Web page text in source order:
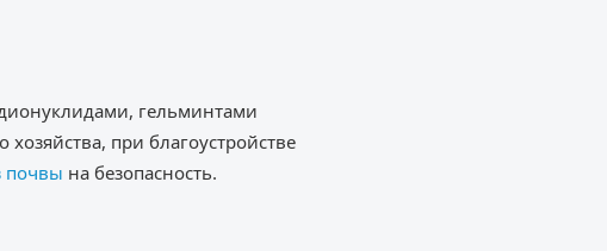
гельминтами
при благоустройстве
почвы на безопасность.